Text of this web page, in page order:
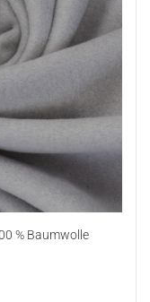
% Baumwolle